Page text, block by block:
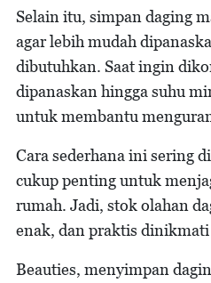
Selain itu, simpan daging
agar lebih mudah
dibutuhkan. Saat ingin
dipanaskan hingga suhu
untuk membantu
Cara sederhana ini sering
cukup penting untuk
rumah. Jadi, stok olahan
enak, dan praktis dinikmati
Beauties, menyimpan